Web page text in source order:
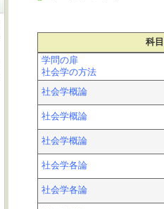
科
学問の扉
社会学の方法
社会学概論
社会学概論
社会学概論
社会学各論
社会学各論